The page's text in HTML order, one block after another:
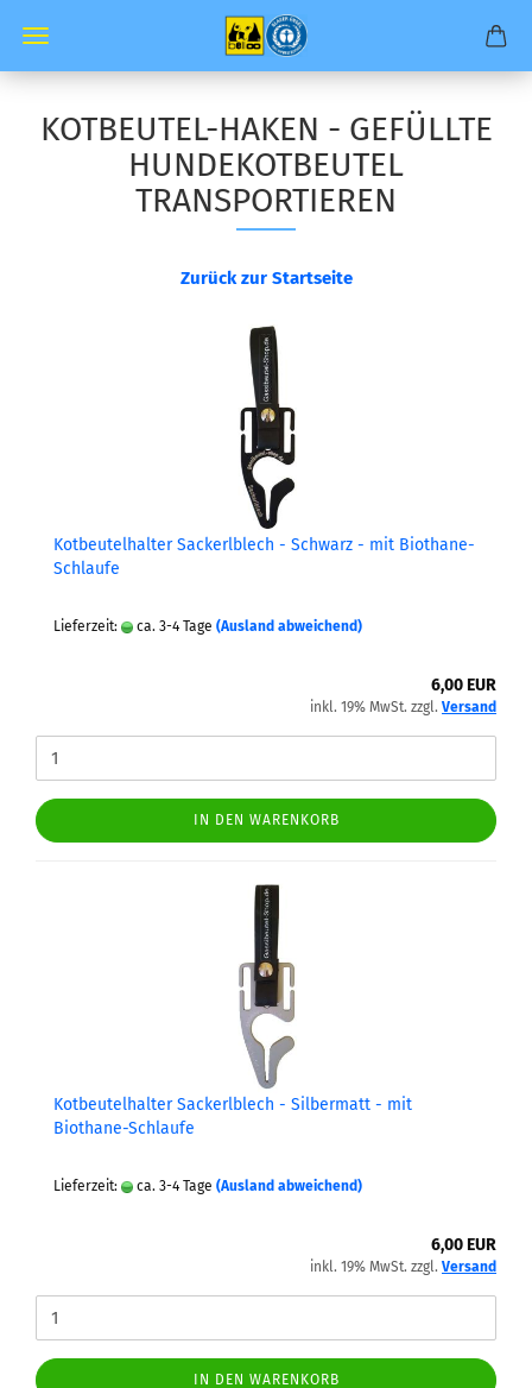
KOTBEUTEL-HAKEN - GEFÜLLTE
HUNDEKOTBEUTEL
TRANSPORTIEREN
Zurück zur Startseite
Kot­beu­tel­hal­ter Sa­ckerl­blech - Schwarz - mit Biothane-​​
Schlau­fe
Lieferzeit: ca. 3-4 Tage (Ausland abweichend)
6,00 EUR
inkl. 19% MwSt. zzgl. Versand
IN DEN WARENKORB
Kot­beu­tel­hal­ter Sa­ckerl­blech - Sil­ber­matt - mit
Biothane-​​Schlau­fe
Lieferzeit: ca. 3-4 Tage (Ausland abweichend)
6,00 EUR
inkl. 19% MwSt. zzgl. Versand
IN DEN WARENKORB